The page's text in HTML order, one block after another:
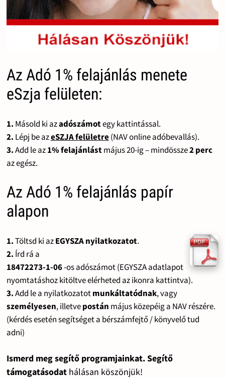
Az Adó 1% felajánlás menete
eSzja felületen:
1. Másold ki azadószámotegy kattintással.
2. Lépj be azeSZJA felületre(NAV online adóbevallás).
3.Add le az1% felajánlástmájus 20-ig – mindössze2 perc
az egész.
Az Adó 1% felajánlás papír
alapon
1.Töltsd ki azEGYSZA nyilatkozatot.
2. Írd rá a
18472273-1-06-os adószámot (EGYSZA adatlapot
nyomtatáshoz kitöltve elérheted az ikonra kattintva).
3.Add le a nyilatkozatotmunkáltatódnak, vagy
személyesen, illetvepostán május közepéig a NAV részére.
(kérdés esetén segítséget a bérszámfejtő / könyvelő tud
adni)
Ismerd meg segítő programjainkat. Segítő
támogatásodat hálásan köszönjük!